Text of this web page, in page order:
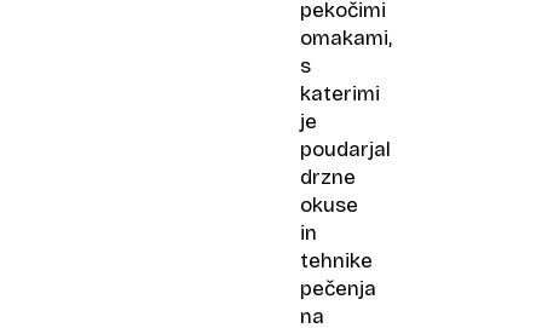
pekočimi
omakami,
s
katerimi
je
poudarjal
drzne
okuse
in
tehnike
pečenja
na